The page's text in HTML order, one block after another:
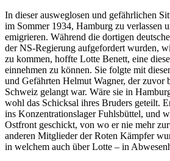
In dieser ausweglosen und gefährlichen
im Sommer 1934, Hamburg zu verlassen
emigrieren. Während die dortigen
der NS-Regierung aufgefordert wurden,
zu kommen, hoffte Lotte Benett, eine
einnehmen zu können. Sie folgte mit
und Gefährten Helmut Wagner, der zuvor
Schweiz gelangt war. Wäre sie in
wohl das Schicksal ihres Bruders geteilt.
ins Konzentrationslager Fuhlsbüttel, und
Ostfront geschickt, von wo er nie mehr
anderen Mitglieder der Roten Kämpfer
in welchem auch über Lotte – in